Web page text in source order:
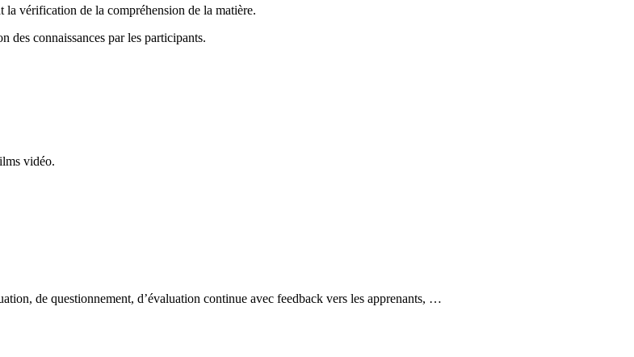
la vérification de la compréhension de la matière.
des connaissances par les participants.
vidéo.
de questionnement, d’évaluation continue avec feedback vers les apprenants, …